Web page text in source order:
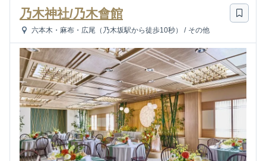
乃木神社/乃木會館
六本木・麻布・広尾（乃木坂駅から徒歩10秒） / その他